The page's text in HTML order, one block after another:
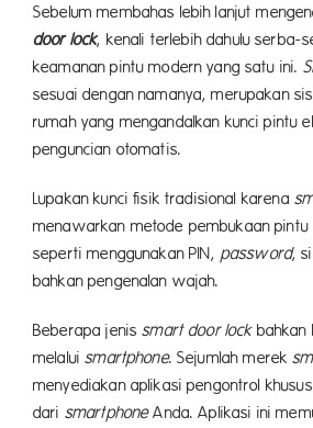
Sebelum membahas lebih lanjut
door lock, kenali terlebih dahulu serba-
keamanan pintu modern yang satu ini.
sesuai dengan namanya, merupakan
rumah yang mengandalkan kunci pintu
penguncian otomatis.
Lupakan kunci fisik tradisional karena
menawarkan metode pembukaan pintu
seperti menggunakan PIN, password,
bahkan pengenalan wajah.
Beberapa jenissmart door lockbahkan
melaluismartphone. Sejumlah merek
menyediakan aplikasi pengontrol
dari smartphoneAnda. Aplikasi ini